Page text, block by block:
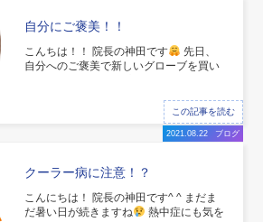
自分にご褒美！！
こんちは！！ 院長の神田です
先日、
自分へのご褒美で新しいグローブを買い
高校野球をやっていた時から使用してい
たシンプルな黒のグローブでしたが、草
野球用としてカラフルなグローブを購入
この記事を読む
2021.08.22 ブログ
クーラー病に注意！？
こんにちは！ 院長の神田です^ ^ まだま
だ暑い日が続きますね
熱中症にも気を